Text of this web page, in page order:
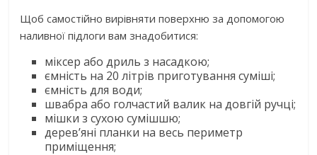
Щоб самостійно вирівняти поверхню за допомогою
наливної підлоги вам знадобитися:
міксер або дриль з насадкою;
ємність на 20 літрів приготування суміші;
ємність для води;
швабра або голчастий валик на довгій ручці;
мішки з сухою сумішшю;
дерев’яні планки на весь периметр
приміщення;